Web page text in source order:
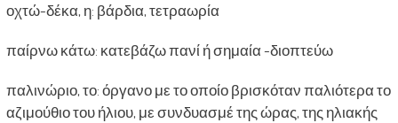
οχτώ-δέκα, η: βάρδια, τετραωρία
παίρνω κάτω: κατεβάζω πανί ή σημαία -διοπτεύω
παλινώριο, το: όργανο με το οποίο βρισκόταν παλιότερα το
αζιμούθιο του ήλιου, με συνδυασμέ της ώρας, της ηλιακής